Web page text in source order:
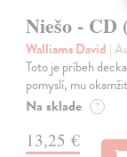
Niešo - CD
Walliams David |
Toto je príbeh
pomyslí, mu
Na sklade ?
13,25 €